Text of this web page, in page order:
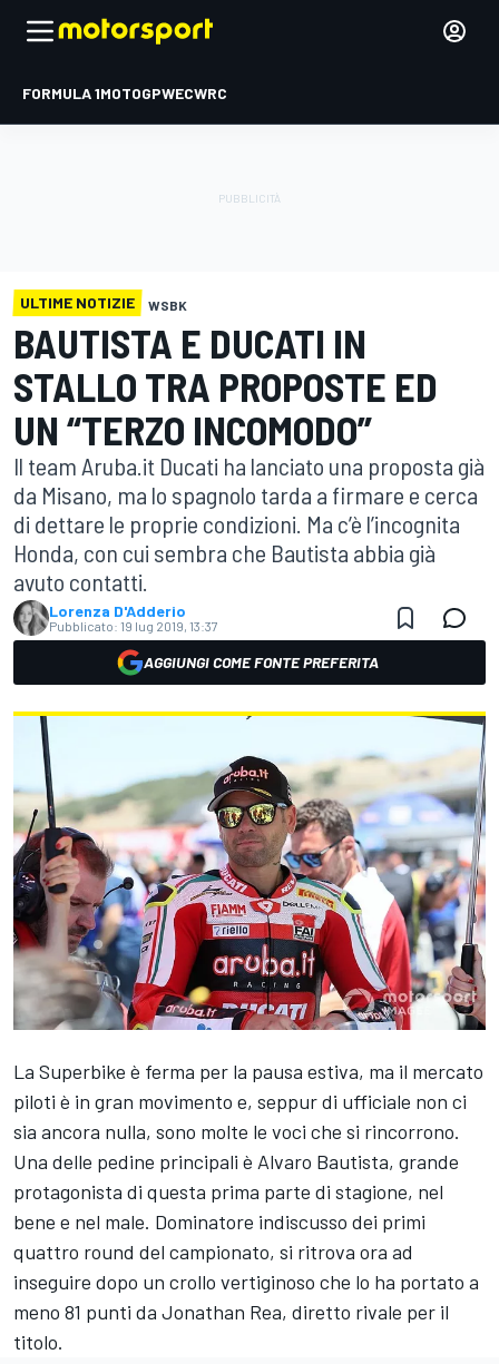
FORMULA 1MOTOGPWECWRC
ULTIME NOTIZIE WSBK
BAUTISTA E DUCATI IN
STALLO TRA PROPOSTE ED
UN “TERZO INCOMODO”
Il team Aruba.it Ducati ha lanciato una proposta già
da Misano, ma lo spagnolo tarda a firmare e cerca
di dettare le proprie condizioni. Ma c’è l’incognita
Honda, con cui sembra che Bautista abbia già
avuto contatti.
Lorenza D'Adderio
Pubblicato: 19 lug 2019, 13:37
AGGIUNGI COME FONTE PREFERITA
La Superbike è ferma per la pausa estiva, ma il mercato
piloti è in gran movimento e, seppur di ufficiale non ci
sia ancora nulla, sono molte le voci che si rincorrono.
Una delle pedine principali è Alvaro Bautista, grande
protagonista di questa prima parte di stagione, nel
bene e nel male. Dominatore indiscusso dei primi
quattro round del campionato, si ritrova ora ad
inseguire dopo un crollo vertiginoso che lo ha portato a
meno 81 punti da Jonathan Rea, diretto rivale per il
titolo.